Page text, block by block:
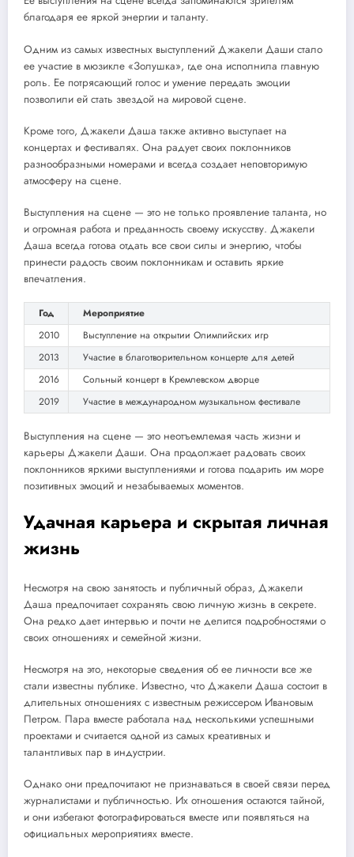
благодаря ее яркой энергии и таланту.
Одним из самых известных выступлений Джакели Даши стало
ее участие в мюзикле «Золушка», где она исполнила главную
роль. Ее потрясающий голос и умение передать эмоции
позволили ей стать звездой на мировой сцене.
Кроме того, Джакели Даша также активно выступает на
концертах и фестивалях. Она радует своих поклонников
разнообразными номерами и всегда создает неповторимую
атмосферу на сцене.
Выступления на сцене — это не только проявление таланта, но
и огромная работа и преданность своему искусству. Джакели
Даша всегда готова отдать все свои силы и энергию, чтобы
принести радость своим поклонникам и оставить яркие
впечатления.
Год
Мероприятие
2010
Выступление на открытии Олимпийских игр
2013
Участие в благотворительном концерте для детей
2016
Сольный концерт в Кремлевском дворце
2019
Участие в международном музыкальном фестивале
Выступления на сцене — это неотъемлемая часть жизни и
карьеры Джакели Даши. Она продолжает радовать своих
поклонников яркими выступлениями и готова подарить им море
позитивных эмоций и незабываемых моментов.
Удачная карьера и скрытая личная
жизнь
Несмотря на свою занятость и публичный образ, Джакели
Даша предпочитает сохранять свою личную жизнь в секрете.
Она редко дает интервью и почти не делится подробностями о
своих отношениях и семейной жизни.
Несмотря на это, некоторые сведения об ее личности все же
стали известны публике. Известно, что Джакели Даша состоит в
длительных отношениях с известным режиссером Ивановым
Петром. Пара вместе работала над несколькими успешными
проектами и считается одной из самых креативных и
талантливых пар в индустрии.
Однако они предпочитают не признаваться в своей связи перед
журналистами и публичностью. Их отношения остаются тайной,
и они избегают фотографироваться вместе или появляться на
официальных мероприятиях вместе.